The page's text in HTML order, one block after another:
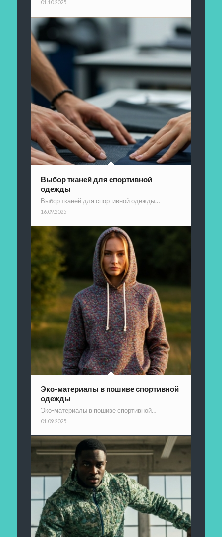
01.10.2025
Выбор тканей для спортивной
одежды
Выбор тканей для спортивной одежды…
16.09.2025
Эко-материалы в пошиве спортивной
одежды
Эко-материалы в пошиве спортивной…
01.09.2025